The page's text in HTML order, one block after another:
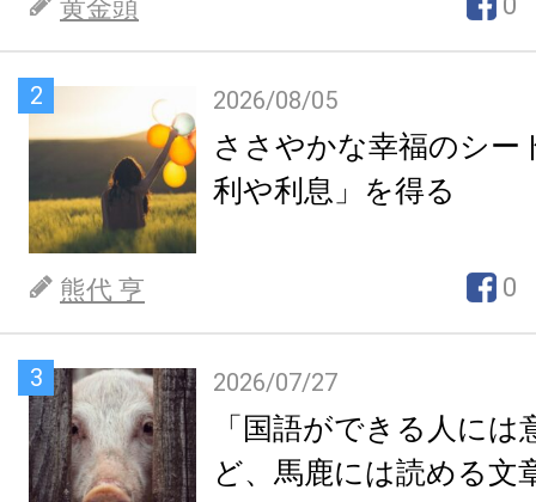
黄金頭
2 2026/08/05
ささやかな幸福のシー
利や利息」を得る
熊代 亨 0
3 2026/07/27
「国語ができる人には
ど、馬鹿には読める文